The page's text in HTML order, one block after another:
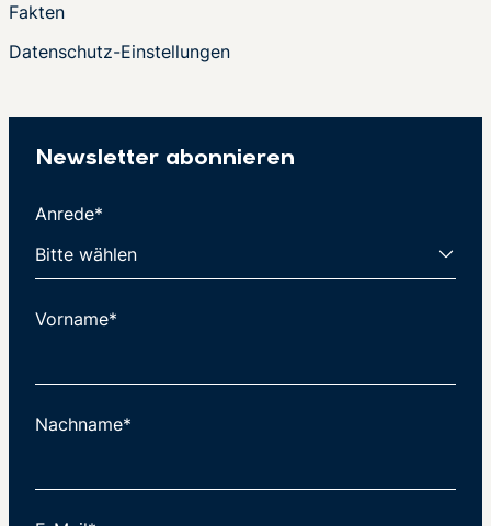
Fakten
Datenschutz-Einstellungen
Newsletter abonnieren
Anrede*
Vorname*
Nachname*